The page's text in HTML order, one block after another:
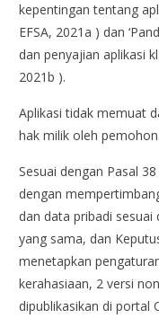
kepentingan tentang
EFSA, 2021a ) dan
dan penyajian aplikasi
2021b ).
Aplikasi tidak memuat
hak milik oleh pemohon.
Sesuai dengan Pasal
dengan
dan data pribadi sesuai
yang sama, dan
menetapkan
kerahasiaan, 2 versi
dipublikasikan di portal